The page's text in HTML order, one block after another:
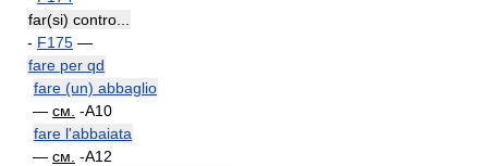
far(si) contro...
- F175 —
fare per qd
fare (un) abbaglio
— см. -A10
fare l'abbaiata
— см. -A12